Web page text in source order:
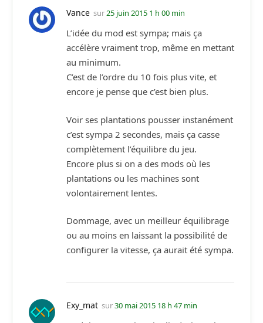
Vance sur25 juin 2015 1 h 00 min
L’idée du mod est sympa; mais ça
accélère vraiment trop, même en mettant
au minimum.
C’est de l’ordre du 10 fois plus vite, et
encore je pense que c’est bien plus.
Voir ses plantations pousser instanément
c’est sympa 2 secondes, mais ça casse
complètement l’équilibre du jeu.
Encore plus si on a des mods où les
plantations ou les machines sont
volontairement lentes.
Dommage, avec un meilleur équilibrage
ou au moins en laissant la possibilité de
configurer la vitesse, ça aurait été sympa.
Exy_mat sur30 mai 2015 18 h 47 min